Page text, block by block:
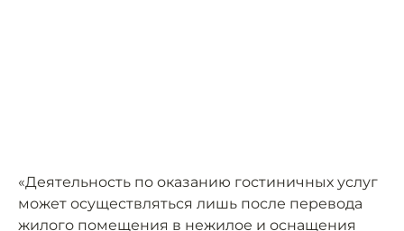
«Деятельность по оказанию гостиничных услуг
может осуществляться лишь после перевода
жилого помещения в нежилое и оснащения